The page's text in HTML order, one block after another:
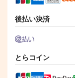
後払い決済
とらコイン